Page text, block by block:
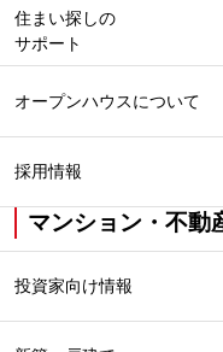
住まい探しの
サポート
オープンハウスについて
採用情報
マンション・不動
投資家向け情報